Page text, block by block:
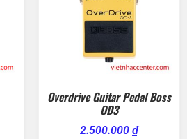
Overdrive Guitar Pedal Boss
OD3
2.500.000 ₫